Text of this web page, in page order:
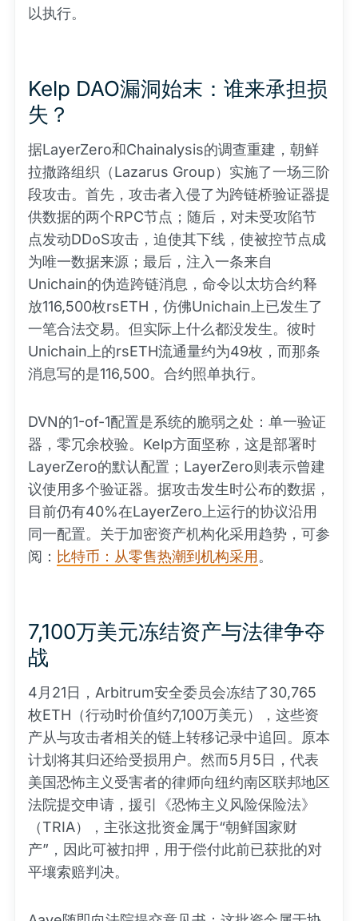
以执行。
Kelp DAO漏洞始末：谁来承担损
失？
据LayerZero和Chainalysis的调查重建，朝鲜
拉撒路组织（Lazarus Group）实施了一场三阶
段攻击。首先，攻击者入侵了为跨链桥验证器提
供数据的两个RPC节点；随后，对未受攻陷节
点发动DDoS攻击，迫使其下线，使被控节点成
为唯一数据来源；最后，注入一条来自
Unichain的伪造跨链消息，命令以太坊合约释
放116,500枚rsETH，仿佛Unichain上已发生了
一笔合法交易。但实际上什么都没发生。彼时
Unichain上的rsETH流通量约为49枚，而那条
消息写的是116,500。合约照单执行。
DVN的1-of-1配置是系统的脆弱之处：单一验证
器，零冗余校验。Kelp方面坚称，这是部署时
LayerZero的默认配置；LayerZero则表示曾建
议使用多个验证器。据攻击发生时公布的数据，
目前仍有40%在LayerZero上运行的协议沿用
同一配置。关于加密资产机构化采用趋势，可参
阅： 比特币：从零售热潮到机构采用 。
7,100万美元冻结资产与法律争夺
战
4月21日，Arbitrum安全委员会冻结了30,765
枚ETH（行动时价值约7,100万美元），这些资
产从与攻击者相关的链上转移记录中追回。原本
计划将其归还给受损用户。然而5月5日，代表
美国恐怖主义受害者的律师向纽约南区联邦地区
法院提交申请，援引《恐怖主义风险保险法》
（TRIA），主张这批资金属于“朝鲜国家财
产”，因此可被扣押，用于偿付此前已获批的对
平壤索赔判决。